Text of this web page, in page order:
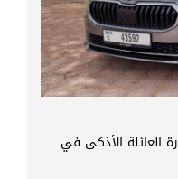
العائلة الأذكى في